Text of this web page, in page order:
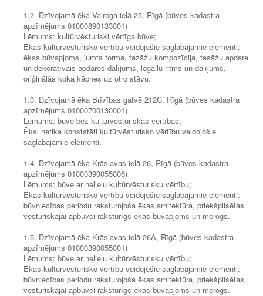
1.2. Dzīvojamā ēka Vairoga ielā 25, Rīgā (būves kadastra
apzīmējums 01000890133001)
Lēmums: kultūrvēsturiski vērtīga būve;
Ēkas kultūrvēsturisko vērtību veidojošie saglabājamie elementi:
ēkas būvapjoms, jumta forma, fazāžu kompozīcija, fasāžu apdare
un dekoratīvais apdares dalījums, logailu ritms un dalījums,
oriģinālās koka kāpnes uz otro stāvu.
1.3. Dzīvojamā ēka Brīvības gatvē 212C, Rīgā (būves kadastra
apzīmējums 01000700130001)
Lēmums: būve bez kultūrvēsturiskas vērtības;
Ēkai netika konstatēti kultūrvēsturisko vērtību veidojošie
saglabājamie elementi.
1.4. Dzīvojamā ēka Krāslavas ielā 26, Rīgā (būves kadastra
apzīmējums 01000390055006)
Lēmums: būve ar nelielu kultūrvēsturisku vērtību;
Ēkas kultūrvēsturisko vērtību veidojošie saglabājamie elementi:
būvniecības periodu raksturojoša ēkas arhitektūra, priekšpilsētas
vēsturiskajai apbūvei raksturīgs ēkas būvapjoms un mērogs.
1.5. Dzīvojamā ēka Krāslavas ielā 26A, Rīgā (būves kadastra
apzīmējums 01000390055001)
Lēmums: būve ar nelielu kultūrvēsturisku vērtību;
Ēkas kultūrvēsturisko vērtību veidojošie saglabājamie elementi:
būvniecības periodu raksturojoša ēkas arhitektūra, priekšpilsētas
vēsturiskajai apbūvei raksturīgs ēkas būvapjoms un mērogs.